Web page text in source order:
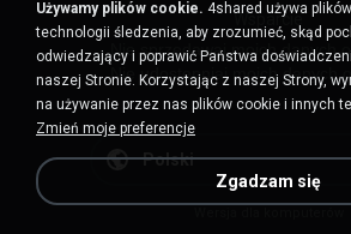
Wsparcie
Nie sprzedawaj moich danych
Nie udostępniaj moich danych
Polski
Używamy plików cookie. 4shared używa
technologii śledzenia, aby zrozumieć, skąd
odwiedzający i poprawić Państwa
naszej Stronie. Korzystając z naszej Strony,
na używanie przez nas plików cookie i innych
Zmień moje preferencje
Zgadzam się